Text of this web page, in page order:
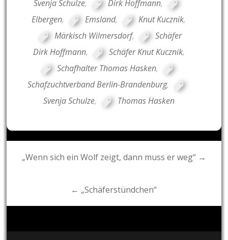
Svenja Schulze, Dirk Hoffmann,
Elbergen, Emsland, Knut Kucznik,
Märkisch Wilmersdorf,
Schäfer
Dirk Hoffmann, Schäfer Knut Kucznik,
Schafhalter Thomas Hasken,
Schafzuchtverband Berlin-Brandenburg,
Svenja Schulze, Thomas Hasken
Post
„Wenn sich ein Wolf zeigt, dann muss er weg“ →
← „Schäferstündchen“